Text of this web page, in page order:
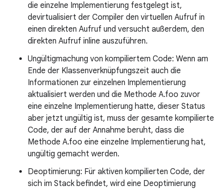
die einzelne Implementierung festgelegt ist,
devirtualisiert der Compiler den virtuellen Aufruf in
einen direkten Aufruf und versucht außerdem, den
direkten Aufruf inline auszuführen.
Ungültigmachung von kompiliertem Code: Wenn am
Ende der Klassenverknüpfungszeit auch die
Informationen zur einzelnen Implementierung
aktualisiert werden und die Methode A.foo zuvor
eine einzelne Implementierung hatte, dieser Status
aber jetzt ungültig ist, muss der gesamte kompilierte
Code, der auf der Annahme beruht, dass die
Methode A.foo eine einzelne Implementierung hat,
ungültig gemacht werden.
Deoptimierung: Für aktiven kompilierten Code, der
sich im Stack befindet, wird eine Deoptimierung